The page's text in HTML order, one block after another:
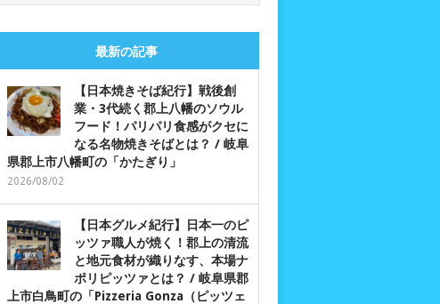
最新の記事
【日本焼きそば紀行】戦後創
業・3代続く郡上八幡のソウル
フード！パリパリ食感がクセに
なる名物焼きそばとは？ / 岐阜
県郡上市八幡町の「かたぎり」
2026/08/02
【日本グルメ紀行】日本一のピ
ッツァ職人が焼く！郡上の清流
と地元食材が織りなす、本場ナ
ポリピッツァとは？ / 岐阜県郡
上市白鳥町の「Pizzeria Gonza（ピッツェ